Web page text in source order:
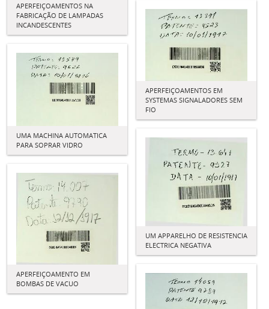
APERFEIÇOAMENTOS NA
FABRICAÇÃO DE LAMPADAS
INCANDESCENTES
APERFEIÇOAMENTOS EM
SYSTEMAS SIGNALADORES SEM
FIO
UMA MACHINA AUTOMATICA
PARA SOPRAR VIDRO
UM APPARELHO DE RESISTENCIA
ELECTRICA NEGATIVA
APERFEIÇOAMENTO EM
BOMBAS DE VACUO